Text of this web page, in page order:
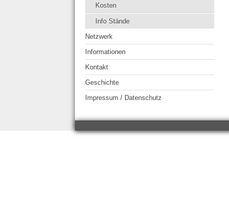
Kosten
Info Stände
Netzwerk
Informationen
Kontakt
Geschichte
Impressum / Datenschutz